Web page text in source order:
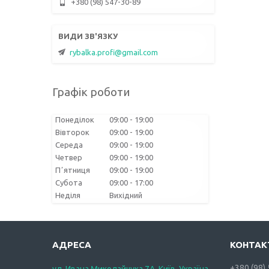
rybalka.profi@gmail.com
Графік роботи
Понеділок 09:00
19:00
Вівторок
09:00
19:00
Середа
09:00
19:00
Четвер
09:00
19:00
Пʼятниця
09:00
19:00
Субота
09:00
17:00
Неділя
Вихідний